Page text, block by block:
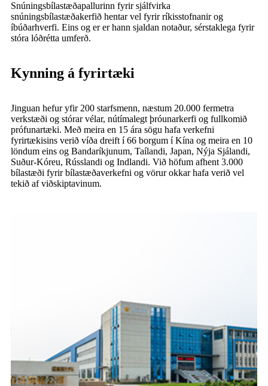
Snúningsbílastæðapallurinn fyrir sjálfvirka
snúningsbílastæðakerfið hentar vel fyrir ríkisstofnanir og
íbúðarhverfi. Eins og er er hann sjaldan notaður, sérstaklega fyrir
stóra lóðrétta umferð.
Kynning á fyrirtæki
Jinguan hefur yfir 200 starfsmenn, næstum 20.000 fermetra
verkstæði og stórar vélar, nútímalegt þróunarkerfi og fullkomið
prófunartæki. Með meira en 15 ára sögu hafa verkefni
fyrirtækisins verið víða dreift í 66 borgum í Kína og meira en 10
löndum eins og Bandaríkjunum, Taílandi, Japan, Nýja Sjálandi,
Suður-Kóreu, Rússlandi og Indlandi. Við höfum afhent 3.000
bílastæði fyrir bílastæðaverkefni og vörur okkar hafa verið vel
tekið af viðskiptavinum.